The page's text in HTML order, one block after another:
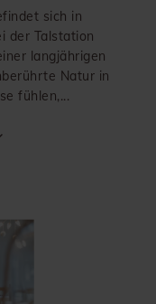
sich in
der Talstation
langjährigen
Natur in
fühlen,...